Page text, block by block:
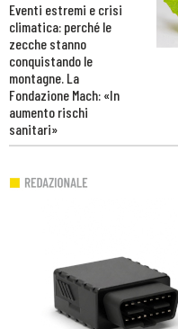
Eventi estremi e crisi
climatica: perché le
zecche stanno
conquistando le
montagne. La
Fondazione Mach: «In
aumento rischi
sanitari»